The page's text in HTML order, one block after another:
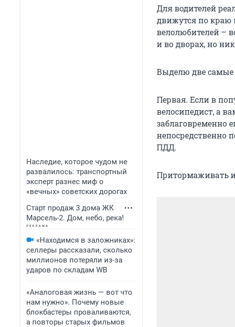
Наследие, которое чудом не
развалилось: транспортный
эксперт разнес миф о
«вечных» советских дорогах
Старт продаж 3 дома ЖК
Марсель-2. Дом, небо, река!
«Находимся в заложниках»:
селлеры рассказали, сколько
миллионов потеряли из-за
ударов по складам WB
«Аналоговая жизнь — вот что
нам нужно». Почему новые
блокбастеры проваливаются,
а повторы старых фильмов
Для водителей
движутся по краю
велолюбителей –
и во дворах, но
Выделю две самые
Первая. Если в
велосипедист, а
заблаговременно
непосредственно
ПДД.
Притормаживать и